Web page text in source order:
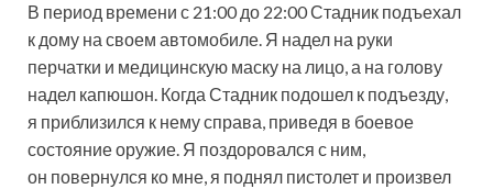
В период времени с 21:00 до 22:00 Стадник подъехал
к дому на своем автомобиле. Я надел на руки
перчатки и медицинскую маску на лицо, а на голову
надел капюшон. Когда Стадник подошел к подъезду,
я приблизился к нему справа, приведя в боевое
состояние оружие. Я поздоровался с ним,
он повернулся ко мне, я поднял пистолет и произвел